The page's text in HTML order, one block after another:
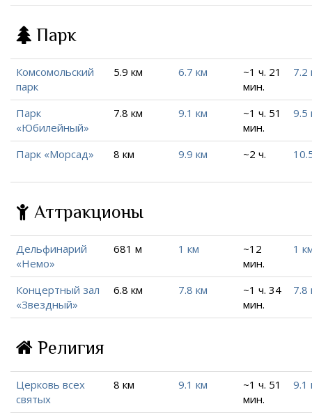
Парк
Комсомольский
парк
5.9 км 6.7 км
~1 ч. 21
мин.
7.2
Парк
«Юбилейный»
7.8 км 9.1 км
~1 ч. 51
мин.
9.5
Парк «Морсад» 8 км 9.9 км ~2 ч.
Аттракционы
Дельфинарий
«Немо»
681 м 1 км
~12
мин.
1
Концертный зал
«Звездный»
6.8 км 7.8 км
~1 ч. 34
мин.
7.8
Религия
Церковь всех
святых
8 км 9.1 км
~1 ч. 51
мин.
9.1